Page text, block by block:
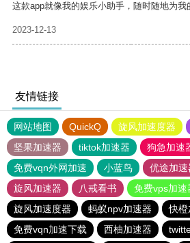
这款app就像我的娱乐小助手，随时随地为我
2023-12-13
友情链接
网站地图 QuickQ 旋风加速度器
坚果加速器
tiktok加速器
狗急加速
免费vqn外网加速
小蓝鸟 优途加速
旋风加速器
八戒看书
免费vps加速
旋风加速度器
蚂蚁npv加速器
快橙
免费vqn加速下载
西柚加速器